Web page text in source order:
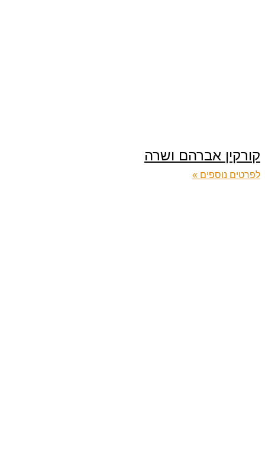
קורקין אברהם ושרה
לפרטים נוספים »